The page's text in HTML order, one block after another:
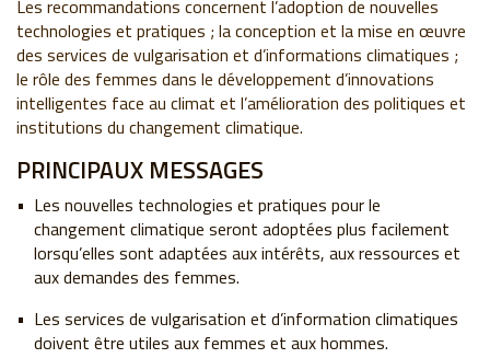
Les recommandations concernent l’adoption de nouvelles
technologies et pratiques ; la conception et la mise en œuvre
des services de vulgarisation et d’informations climatiques ;
le rôle des femmes dans le développement d’innovations
intelligentes face au climat et l’amélioration des politiques et
institutions du changement climatique.
PRINCIPAUX MESSAGES
Les nouvelles technologies et pratiques pour le
changement climatique seront adoptées plus facilement
lorsqu’elles sont adaptées aux intérêts, aux ressources et
aux demandes des femmes.
Les services de vulgarisation et d’information climatiques
doivent être utiles aux femmes et aux hommes.